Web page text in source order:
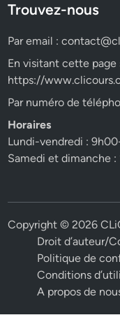
Trouvez-nous
Par email :
En visitant cette
https://
Par numéro de
Horaires
Lundi-vendredi :
Samedi et dimanche
Copyright © 2026
Droit d’auteur/
Politique de
Conditions
A propos de